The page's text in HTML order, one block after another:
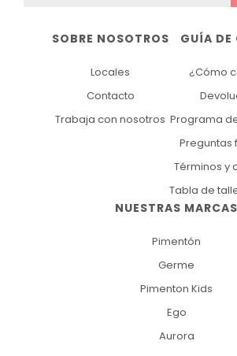
NUESTRAS MARCAS
Pimentón
Germe
Pimenton Kids
Ego
Aurora
GUÍA DE
¿Cómo
Programa
Preguntas
Términos y
Tabla de
SOBRE NOSOTROS
Locales
Contacto
Trabaja con nosotros